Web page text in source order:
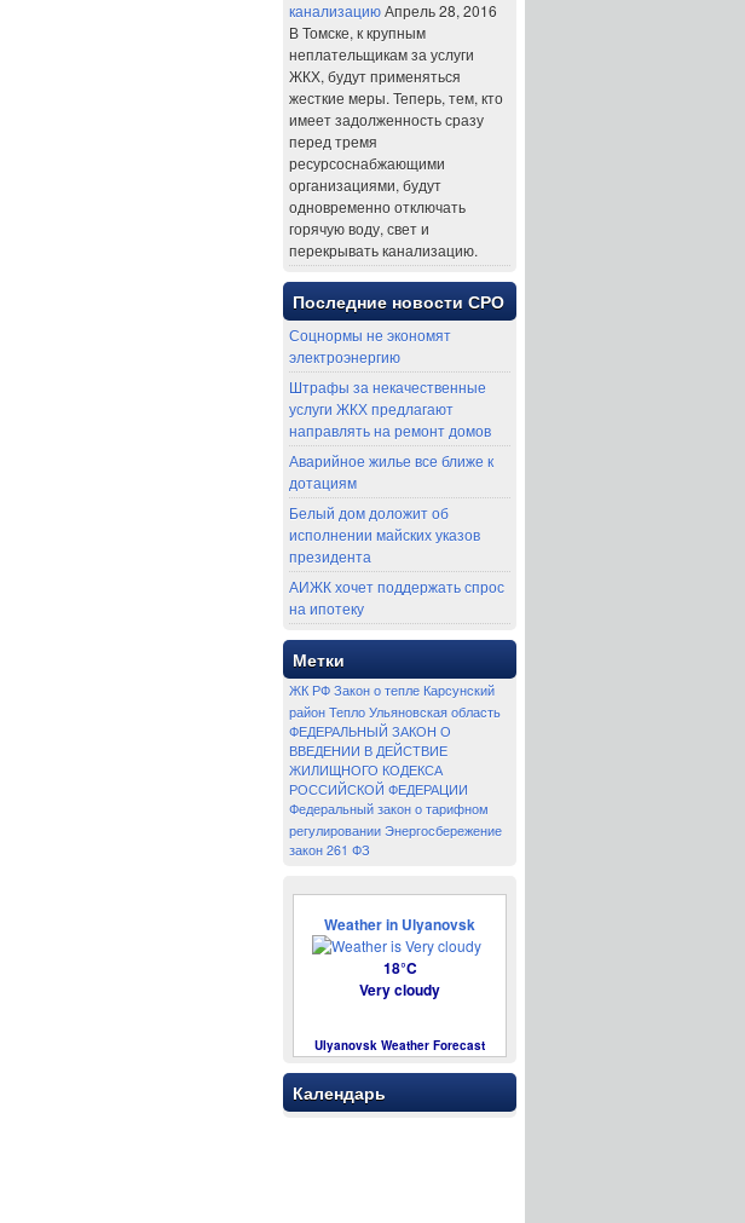
канализациюАпрель 28, 2016
В Томске, к крупным
неплательщикам за услуги
ЖКХ, будут применяться
жесткие меры. Теперь, тем, кто
имеет задолженность сразу
перед тремя
ресурсоснабжающими
организациями, будут
одновременно отключать
горячую воду, свет и
перекрывать канализацию.
Последние новости СРО
Соцнормы не экономят
электроэнергию
Штрафы за некачественные
услуги ЖКХ предлагают
направлять на ремонт домов
Аварийное жилье все ближе к
дотациям
Белый дом доложит об
исполнении майских указов
президента
АИЖК хочет поддержать спрос
на ипотеку
Метки
ЖК РФ Закон о тепле Карсунский
район Тепло Ульяновская область
ФЕДЕРАЛЬНЫЙ ЗАКОН О
ВВЕДЕНИИ В ДЕЙСТВИЕ
ЖИЛИЩНОГО КОДЕКСА
РОССИЙСКОЙ ФЕДЕРАЦИИ
Федеральный закон о тарифном
регулировании Энергосбережение
закон 261 ФЗ
Weather in Ulyanovsk
18°C
Very cloudy
Ulyanovsk Weather Forecast
Календарь